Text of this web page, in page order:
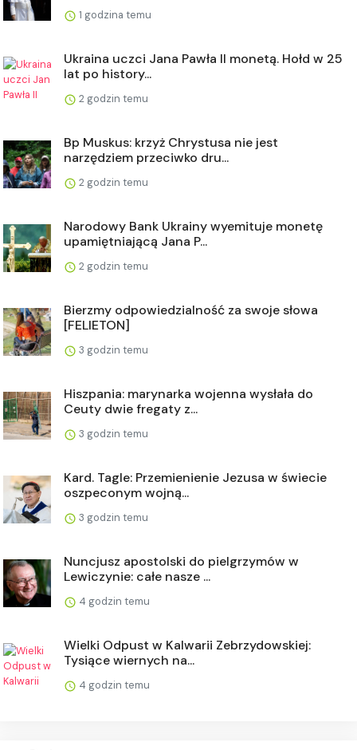
1 godzina temu
Ukraina uczci Jana Pawła II monetą. Hołd w 25
lat po history...
2 godzin temu
Bp Muskus: krzyż Chrystusa nie jest
narzędziem przeciwko dru...
2 godzin temu
Narodowy Bank Ukrainy wyemituje monetę
upamiętniającą Jana P...
2 godzin temu
Bierzmy odpowiedzialność za swoje słowa
[FELIETON]
3 godzin temu
Hiszpania: marynarka wojenna wysłała do
Ceuty dwie fregaty z...
3 godzin temu
Kard. Tagle: Przemienienie Jezusa w świecie
oszpeconym wojną...
3 godzin temu
Nuncjusz apostolski do pielgrzymów w
Lewiczynie: całe nasze ...
4 godzin temu
Wielki Odpust w Kalwarii Zebrzydowskiej:
Tysiące wiernych na...
4 godzin temu